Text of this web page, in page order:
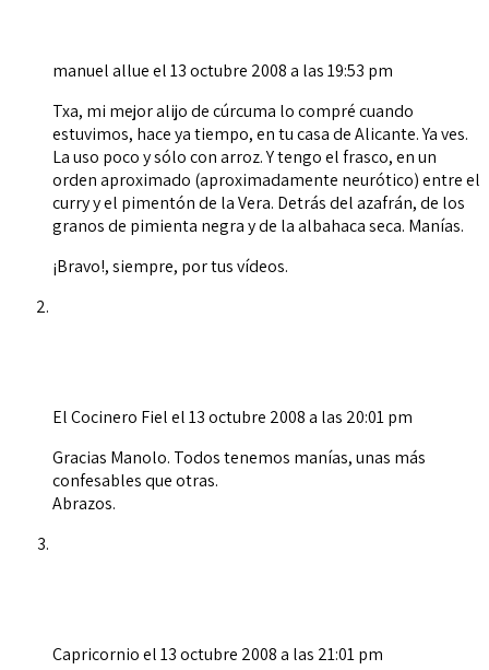
manuel allueel 13 octubre 2008 a las 19:53 pm
Txa, mi mejor alijo de cúrcuma lo compré cuando
estuvimos, hace ya tiempo, en tu casa de Alicante. Ya ves.
La uso poco y sólo con arroz. Y tengo el frasco, en un
orden aproximado (aproximadamente neurótico) entre el
curry y el pimentón de la Vera. Detrás del azafrán, de los
granos de pimienta negra y de la albahaca seca. Manías.
¡Bravo!, siempre, por tus vídeos.
El Cocinero Fielel 13 octubre 2008 a las 20:01 pm
Gracias Manolo. Todos tenemos manías, unas más
confesables que otras.
Abrazos.
Capricornioel 13 octubre 2008 a las 21:01 pm